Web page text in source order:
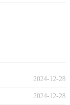
2024-12-28
2024-12-28